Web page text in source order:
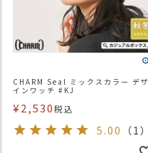
CHARM Seal ミックスカラー デザ
インワッチ #KJ
¥2,530税込
5.00 （1）